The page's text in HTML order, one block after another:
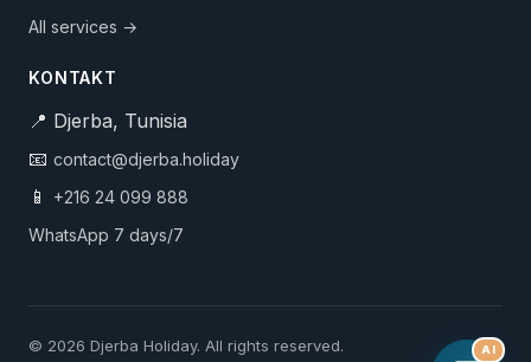
All services →
KONTAKT
📍 Djerba, Tunisia
📧 contact@djerba.holiday
📱
+216 24 099 888
WhatsApp 7 days/7
© 2026 Djerba Holiday. All rights reserved.
AI